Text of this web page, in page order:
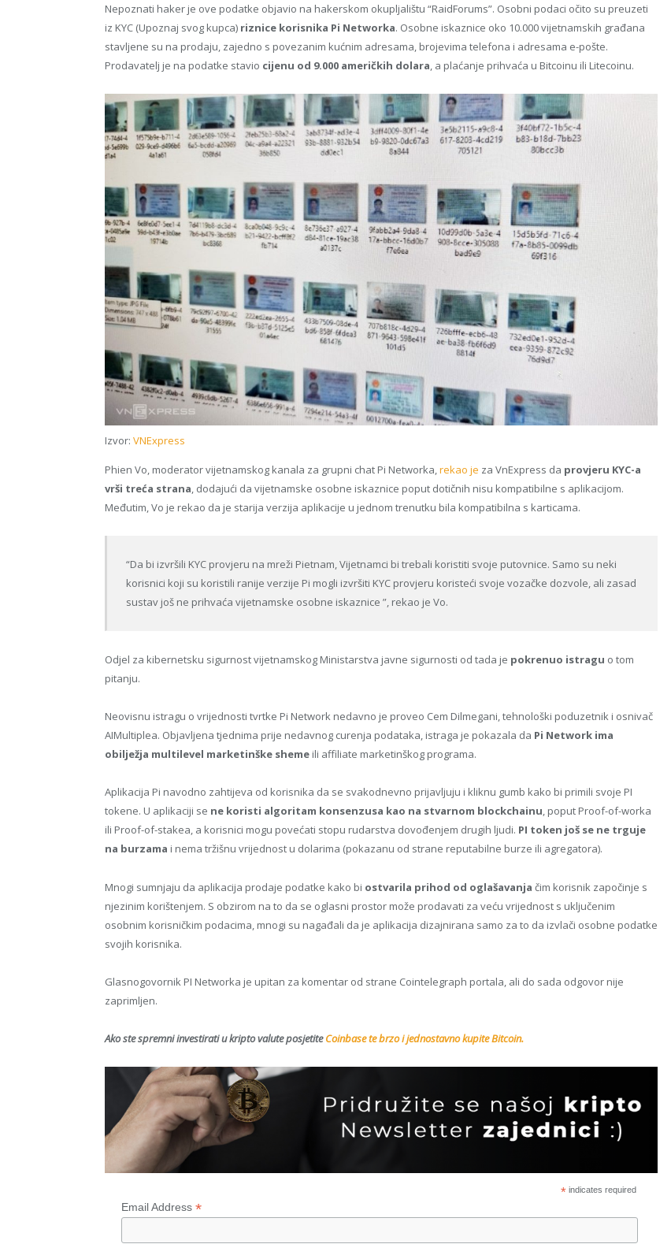
Nepoznati haker je ove podatke objavio na hakerskom okupljalištu “RaidForums”. Osobni podaci očito su preuzeti
iz KYC (Upoznaj svog kupca) riznice korisnika Pi Networka. Osobne iskaznice oko 10.000 vijetnamskih građana
stavljene su na prodaju, zajedno s povezanim kućnim adresama, brojevima telefona i adresama e-pošte.
Prodavatelj je na podatke stavio cijenu od 9.000 američkih dolara, a plaćanje prihvaća u Bitcoinu ili Litecoinu.
Izvor: VNExpress
Phien Vo, moderator vijetnamskog kanala za grupni chat Pi Networka, rekao je za VnExpress da provjeru KYC-a
vrši treća strana , dodajući da vijetnamske osobne iskaznice poput dotičnih nisu kompatibilne s aplikacijom.
Međutim, Vo je rekao da je starija verzija aplikacije u jednom trenutku bila kompatibilna s karticama.
“Da bi izvršili KYC provjeru na mreži Pietnam, Vijetnamci bi trebali koristiti svoje putovnice. Samo su neki
korisnici koji su koristili ranije verzije Pi mogli izvršiti KYC provjeru koristeći svoje vozačke dozvole, ali zasad
sustav još ne prihvaća vijetnamske osobne iskaznice ”, rekao je Vo.
Odjel za kibernetsku sigurnost vijetnamskog Ministarstva javne sigurnosti od tada je pokrenuo istragu o tom
pitanju.
Neovisnu istragu o vrijednosti tvrtke Pi Network nedavno je proveo Cem Dilmegani, tehnološki poduzetnik i osnivač
AIMultiplea. Objavljena tjednima prije nedavnog curenja podataka, istraga je pokazala da Pi Network ima
obilježja multilevel marketinške sheme ili affiliate marketinškog programa.
Aplikacija Pi navodno zahtijeva od korisnika da se svakodnevno prijavljuju i kliknu gumb kako bi primili svoje PI
tokene. U aplikaciji se ne koristi algoritam konsenzusa kao na stvarnom blockchainu, poput Proof-of-worka
ili Proof-of-stakea, a korisnici mogu povećati stopu rudarstva dovođenjem drugih ljudi. PI token još se ne trguje
na burzama i nema tržišnu vrijednost u dolarima (pokazanu od strane reputabilne burze ili agregatora).
Mnogi sumnjaju da aplikacija prodaje podatke kako bi ostvarila prihod od oglašavanja čim korisnik započinje s
njezinim korištenjem. S obzirom na to da se oglasni prostor može prodavati za veću vrijednost s uključenim
osobnim korisničkim podacima, mnogi su nagađali da je aplikacija dizajnirana samo za to da izvlači osobne podatke
svojih korisnika.
Glasnogovornik PI Networka je upitan za komentar od strane Cointelegraph portala, ali do sada odgovor nije
zaprimljen.
Ako ste spremni investirati u kripto valute posjetiteCoinbase te brzo i jednostavno kupite Bitcoin.
*indicates required
Email Address*